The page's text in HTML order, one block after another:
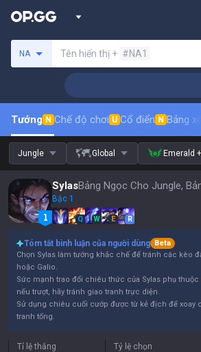
NA Tên hiển thị + #NA1
Tướng N Chế độ chơi U Cổ điển N Bảng
Jungle Global Emerald +
Sylas
Bậc 1
Q W E R
Tóm tắt bình luận của người dùng Beta
Chọn Sylas làm tướng khắc chế để tránh các kèo
hoặc Galio.
Sức mạnh trao đổi chiêu thức của Sylas phụ thuộc
nếu trượt, hãy tránh giao tranh trực diện.
Sử dụng chiêu cuối cướp được từ kẻ địch để xoay
tranh tổng.
Tỉ lệ thắng Tỷ lệ chọn